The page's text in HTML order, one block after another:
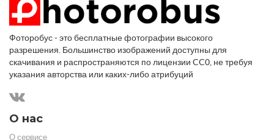
Фоторобус - это бесплатные фотографии высокого
разрешения. Большинство изображений доступны для
скачивания и распространяются по лицензии CC0, не требуя
указания авторства или каких-либо атрибуций
О нас
О сервисе